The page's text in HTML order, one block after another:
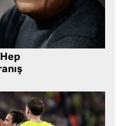
Hep